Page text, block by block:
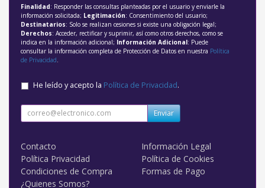
Finalidad: Responder las consultas planteadas por el usuario y enviarle la
información solicitada; Legitimación: Consentimiento del usuario;
Destinatarios: Solo se realizan cesiones si existe una obligación legal;
Derechos: Acceder, rectificar y suprimir, así como otros derechos, como se
indica en la información adicional; Información Adicional: Puede
consultar la información completa de Protección de Datos en nuestra Política
de Privacidad
He leído y acepto la Política de Privacidad.
Enviar
Contacto
Información Legal
Política Privacidad
Política de Cookies
Condiciones de Compra
Formas de Pago
¿Quienes Somos?